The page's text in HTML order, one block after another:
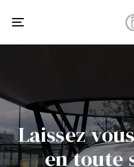
Toggle
Laissez
en toute